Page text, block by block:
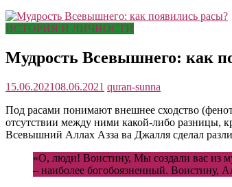
ИСТОРИЯ И ЛИЧНОСТИ
Мудрость Всевышнего: как
15.06.202108.06.2021 quran-sunna
Под расами понимают внешнее сходство
отсутствии между ними какой-либо разницы,
Всевышний Аллах Азза ва Джалля сделал
«О, люди! Воистину, Мы создали вас из
– наиболее богобоязненный.